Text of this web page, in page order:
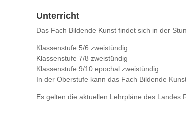
Unterricht
Das Fach Bildende Kunst findet sich in der
Klassenstufe 5/6 zweistündig
Klassenstufe 7/8 zweistündig
Klassenstufe 9/10 epochal zweistündig
In der Oberstufe kann das Fach Bildende
Es gelten die aktuellen Lehrpläne des Landes